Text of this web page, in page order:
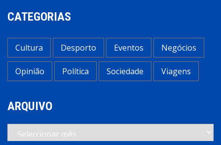
CATEGORIAS
Cultura Desporto Eventos Negócios
Opinião Política Sociedade Viagens
ARQUIVO
Arquivo